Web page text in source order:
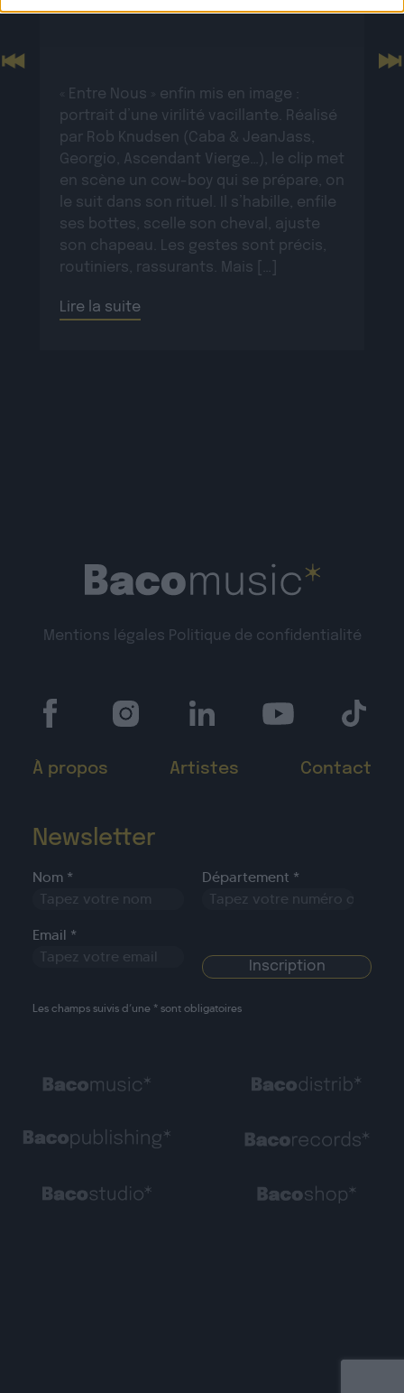
PEET SORT UN NOUVEAU CLIP !
« Entre Nous » enfin mis en image :
portrait d’une virilité vacillante. Réalisé
par Rob Knudsen (Caba & JeanJass,
Georgio, Ascendant Vierge…), le clip met
en scène un cow-boy qui se prépare, on
le suit dans son rituel. Il s’habille, enfile
ses bottes, scelle son cheval, ajuste
son chapeau. Les gestes sont précis,
routiniers, rassurants. Mais […]
Lire la suite
Previous
Mentions légales Politique de confidentialité
À propos Artistes Contact
Newsletter
Nom * Département *
Email *
Les champs suivis d’une * sont obligatoires